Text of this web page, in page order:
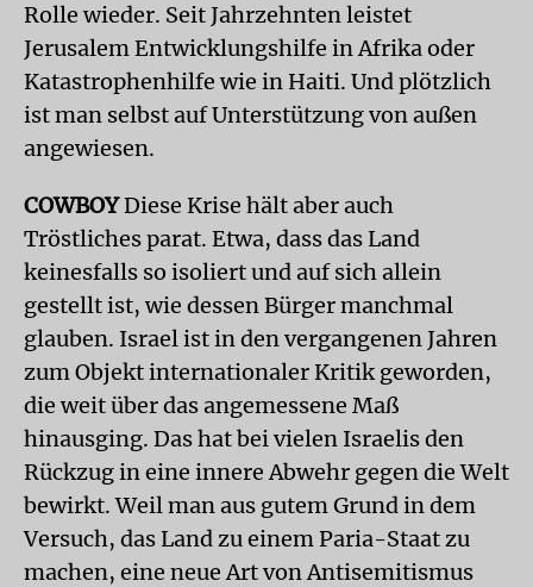
Rolle wieder. Seit Jahrzehnten leistet
Jerusalem Entwicklungshilfe in Afrika oder
Katastrophenhilfe wie in Haiti. Und plötzlich
ist man selbst auf Unterstützung von außen
angewiesen.
COWBOYDiese Krise hält aber auch
Tröstliches parat. Etwa, dass das Land
keinesfalls so isoliert und auf sich allein
gestellt ist, wie dessen Bürger manchmal
glauben. Israel ist in den vergangenen Jahren
zum Objekt internationaler Kritik geworden,
die weit über das angemessene Maß
hinausging. Das hat bei vielen Israelis den
Rückzug in eine innere Abwehr gegen die Welt
bewirkt. Weil man aus gutem Grund in dem
Versuch, das Land zu einem Paria-Staat zu
machen, eine neue Art von Antisemitismus